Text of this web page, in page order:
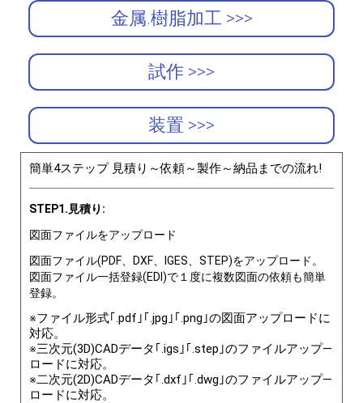
金属.樹脂加工 >>>
試作 >>>
装置 >>>
簡単4ステップ 見積り～依頼～製作～納品までの流れ!
STEP1.見積り:
図面ファイルをアップロード
図面ファイル(PDF、DXF、IGES、STEP)をアップロード。
図面ファイル一括登録(EDI)で１度に複数図面の依頼も簡単
登録。
※ファイル形式｢.pdf｣｢.jpg｣｢.png｣の図面アップロードに
対応。
※三次元(3D)CADデータ｢.igs｣｢.step｣のファイルアップ―
ロードに対応。
※二次元(2D)CADデータ｢.dxf｣｢.dwg｣のファイルアップ―
ロードに対応。